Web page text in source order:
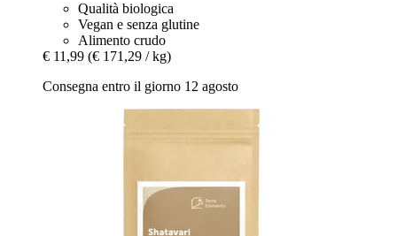
Qualità biologica
Vegan e senza glutine
Alimento crudo
€ 11,99 (€ 171,29 / kg)
Consegna entro il giorno 12 agosto